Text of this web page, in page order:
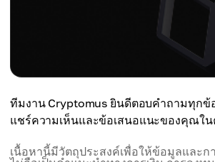
ทีมงาน Cryptomus ยินดีตอบคำถามทุกข้อ
แชร์ความเห็นและข้อเสนอแนะของคุณใ
เนื้อหานี้มีวัตถุประสงค์เพื่อให้ข้อมูลและก